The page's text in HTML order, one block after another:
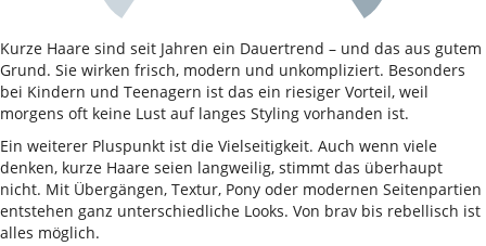
Kurze Haare sind seit Jahren ein Dauertrend – und das aus gutem
Grund. Sie wirken frisch, modern und unkompliziert. Besonders
bei Kindern und Teenagern ist das ein riesiger Vorteil, weil
morgens oft keine Lust auf langes Styling vorhanden ist.
Ein weiterer Pluspunkt ist die Vielseitigkeit. Auch wenn viele
denken, kurze Haare seien langweilig, stimmt das überhaupt
nicht. Mit Übergängen, Textur, Pony oder modernen Seitenpartien
entstehen ganz unterschiedliche Looks. Von brav bis rebellisch ist
alles möglich.